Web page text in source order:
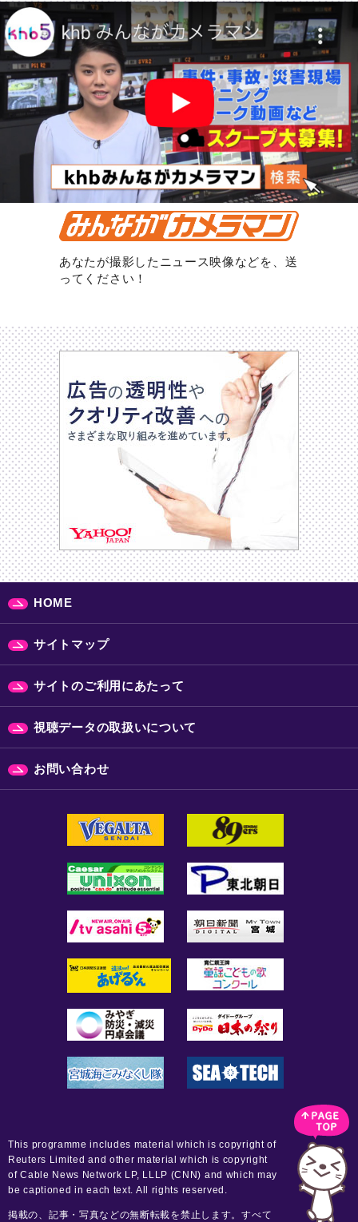
あなたが撮影したニュース映像などを、送
ってください！
HOME
サイトマップ
サイトのご利用にあたって
視聴データの取扱いについて
お問い合わせ
This programme includes material which is copyright of
Reuters Limited and other material which is copyright
of Cable News Network LP, LLLP (CNN) and which may
be captioned in each text. All rights reserved.
掲載の、記事・写真などの無断転載を禁止します。すべて